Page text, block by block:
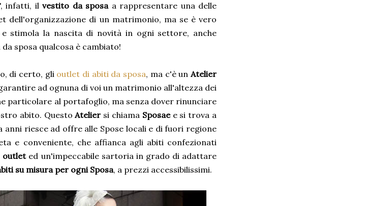
infatti, il vestito da sposaa rappresentare una delle
dell'organizzazione di un matrimonio, ma se è vero
stimola la nascita di novità in ogni settore, anche
sposa qualcosa è cambiato!
di certo, gli outlet di abiti da sposa, ma c'è unAtelier
ad ognuna di voi un matrimonio all'altezza dei
particolare al portafoglio, ma senza dover rinunciare
abito. QuestoAtelier si chiama Sposaee si trova a
anni riesce ad offre alle Spose locali e di fuori regione
e conveniente, che affianca agli abiti confezionati
outleted un'impeccabile sartoria in grado di adattare
su misura per ogni Sposa, a prezzi accessibilissimi.